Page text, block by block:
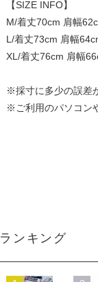
【SIZE INFO】
M/着丈70cm 肩幅
L/着丈73cm 肩幅
XL/着丈76cm 肩幅
※採寸に多少の誤差
※ご利用のパソコン
ランキング